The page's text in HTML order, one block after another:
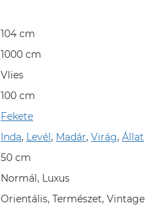
104 cm
1000 cm
Vlies
100 cm
Fekete
Inda, Levél , Madár, Virág, Állat
50 cm
Normál, Luxus
Orientális, Természet, Vintage